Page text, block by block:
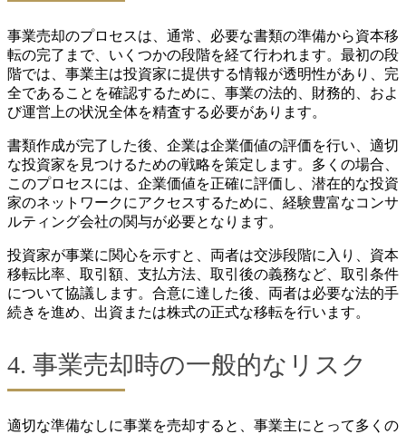
事業売却のプロセスは、通常、必要な書類の準備から資本移
転の完了まで、いくつかの段階を経て行われます。最初の段
階では、事業主は投資家に提供する情報が透明性があり、完
全であることを確認するために、事業の法的、財務的、およ
び運営上の状況全体を精査する必要があります。
書類作成が完了した後、企業は企業価値の評価を行い、適切
な投資家を見つけるための戦略を策定します。多くの場合、
このプロセスには、企業価値を正確に評価し、潜在的な投資
家のネットワークにアクセスするために、経験豊富なコンサ
ルティング会社の関与が必要となります。
投資家が事業に関心を示すと、両者は交渉段階に入り、資本
移転比率、取引額、支払方法、取引後の義務など、取引条件
について協議します。合意に達した後、両者は必要な法的手
続きを進め、出資または株式の正式な移転を行います。
4. 事業売却時の一般的なリスク
適切な準備なしに事業を売却すると、事業主にとって多くの